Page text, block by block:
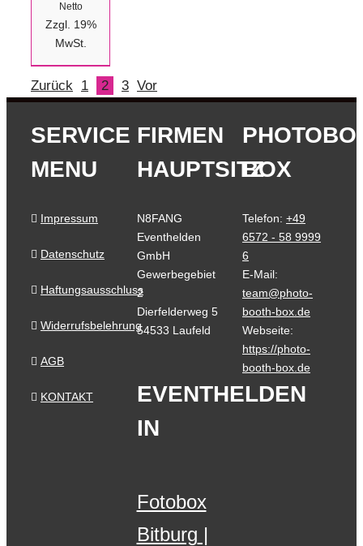
Netto
Zzgl. 19%
MwSt.
Zurück 1 2 3 Vor
SERVICE
MENU
Impressum
Datenschutz
Haftungsausschluss
Widerrufsbelehrung
AGB
KONTAKT
FIRMEN
HAUPTSITZ
N8FANG
Eventhelden
GmbH
Gewerbegebiet
2
Dierfelderweg 5
54533 Laufeld
BOX
Telefon: +49
6572 - 58 9999
6
E-Mail:
team@photo-
booth-box.de
Webseite:
https://photo-
booth-box.de
EVENTHELDEN
IN
Fotobox
Bitburg